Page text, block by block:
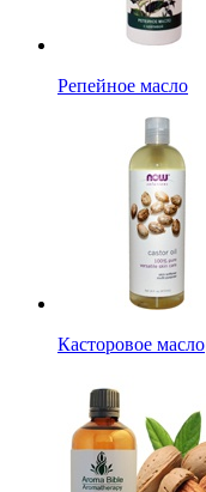
Репейное масло
Касторовое масло